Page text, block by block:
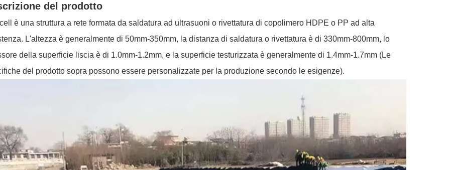
del prodotto
è una struttura a rete formata da saldatura ad ultrasuoni o rivettatura di copolimero HDPE o PP ad alta
L'altezza è generalmente di 50mm-350mm, la distanza di saldatura o rivettatura è di 330mm-800mm, lo
della superficie liscia è di 1.0mm-1.2mm, e la superficie testurizzata è generalmente di 1.4mm-1.7mm (Le
del prodotto sopra possono essere personalizzate per la produzione secondo le esigenze).